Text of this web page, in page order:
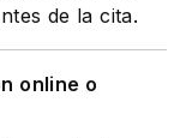
de la cita.
online o